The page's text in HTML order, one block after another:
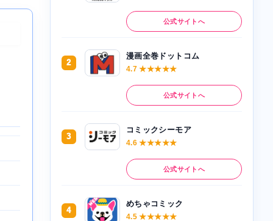
公式サイトへ
2
漫画全巻ドットコム
4.7 ★★★★★
公式サイトへ
3
コミックシーモア
4.6 ★★★★★
公式サイトへ
4
めちゃコミック
4.5 ★★★★★